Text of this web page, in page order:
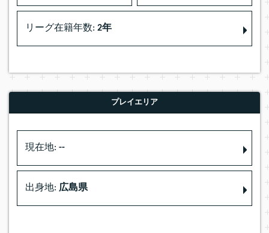
リーグ在籍年数: 2年
プレイエリア
現在地: --
出身地: 広島県